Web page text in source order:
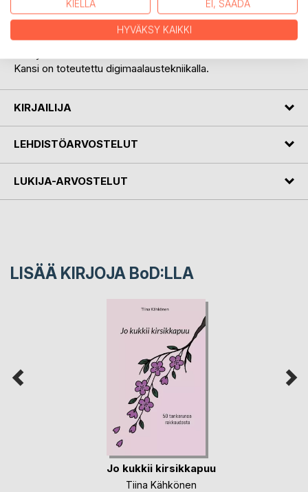
avata ovia elämän syvimpään ytimeen.
Tämä teos on syntynyt ilman tekoälyä, ihmisen luovuuden ja
Kansi on toteutettu digimaalaustekniikalla.
KIRJAILIJA
LEHDISTÖARVOSTELUT
LUKIJA-ARVOSTELUT
LISÄÄ KIRJOJA BoD:LLA
Jo kukkii kirsikkapuu
Tiina Kähkönen
KIELLÄ EI, SÄÄDÄ
HYVÄKSY KAIKKI